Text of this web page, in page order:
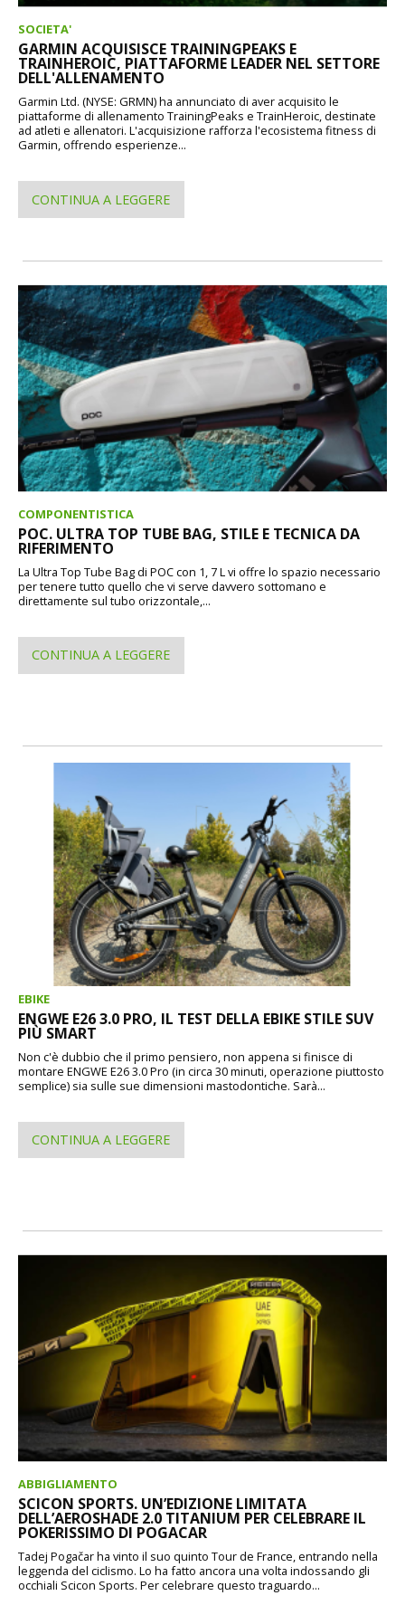
SOCIETA'
GARMIN ACQUISISCE TRAININGPEAKS E
TRAINHEROIC, PIATTAFORME LEADER NEL SETTORE
DELL'ALLENAMENTO
Garmin Ltd. (NYSE: GRMN) ha annunciato di aver acquisito le
piattaforme di allenamento TrainingPeaks e TrainHeroic, destinate
ad atleti e allenatori. L'acquisizione rafforza l'ecosistema fitness di
Garmin, offrendo esperienze...
CONTINUA A LEGGERE
COMPONENTISTICA
POC. ULTRA TOP TUBE BAG, STILE E TECNICA DA
RIFERIMENTO
La Ultra Top Tube Bag di POC con 1, 7 L vi offre lo spazio necessario
per tenere tutto quello che vi serve davvero sottomano e
direttamente sul tubo orizzontale,...
CONTINUA A LEGGERE
EBIKE
ENGWE E26 3.0 PRO, IL TEST DELLA EBIKE STILE SUV
PIÙ SMART
Non c'è dubbio che il primo pensiero, non appena si finisce di
montare ENGWE E26 3.0 Pro (in circa 30 minuti, operazione piuttosto
semplice) sia sulle sue dimensioni mastodontiche. Sarà...
CONTINUA A LEGGERE
ABBIGLIAMENTO
SCICON SPORTS. UN’EDIZIONE LIMITATA
DELL’AEROSHADE 2.0 TITANIUM PER CELEBRARE IL
POKERISSIMO DI POGACAR
Tadej Pogačar ha vinto il suo quinto Tour de France, entrando nella
leggenda del ciclismo. Lo ha fatto ancora una volta indossando gli
occhiali Scicon Sports. Per celebrare questo traguardo...